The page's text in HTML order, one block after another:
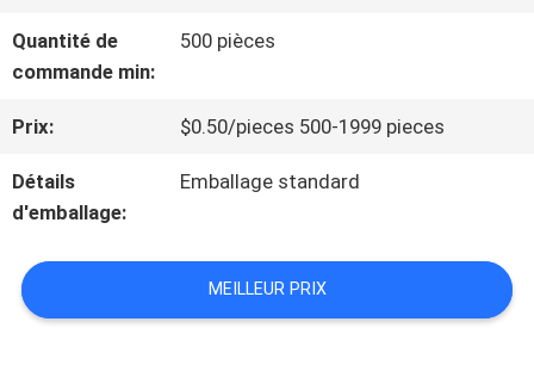
L'USINE
CONTRÔLE
Quantité de
commande min:
500 pièces
Prix: $0.50/pieces 500-1999 pieces
Détails
d'emballage:
Emballage standard
MEILLEUR PRIX